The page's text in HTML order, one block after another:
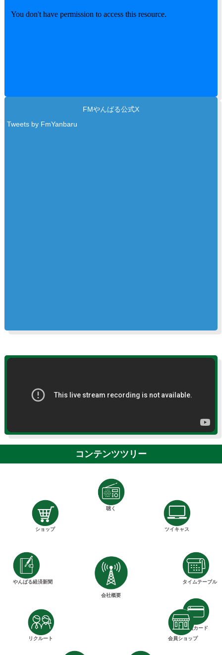
FMやんばる公式X
Tweets by FmYanbaru
コンテンツツリー
>